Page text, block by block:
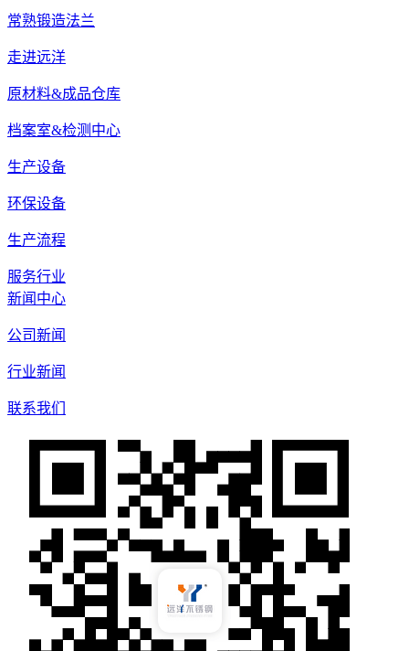
常熟锻造法兰
走进远洋
原材料&成品仓库
档案室&检测中心
生产设备
环保设备
生产流程
服务行业
新闻中心
公司新闻
行业新闻
联系我们